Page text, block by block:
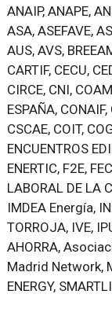
ANAIP, ANAPE,
ASA, ASEFAVE,
AUS, AVS,
CARTIF, CECU,
CIRCE, CNI,
ESPAÑA,
CSCAE, COIT,
ENCUENTROS
ENERTIC, F2E,
LABORAL DE LA
IMDEA Energía,
TORROJA, IVE,
AHORRA,
Madrid Network,
ENERGY,